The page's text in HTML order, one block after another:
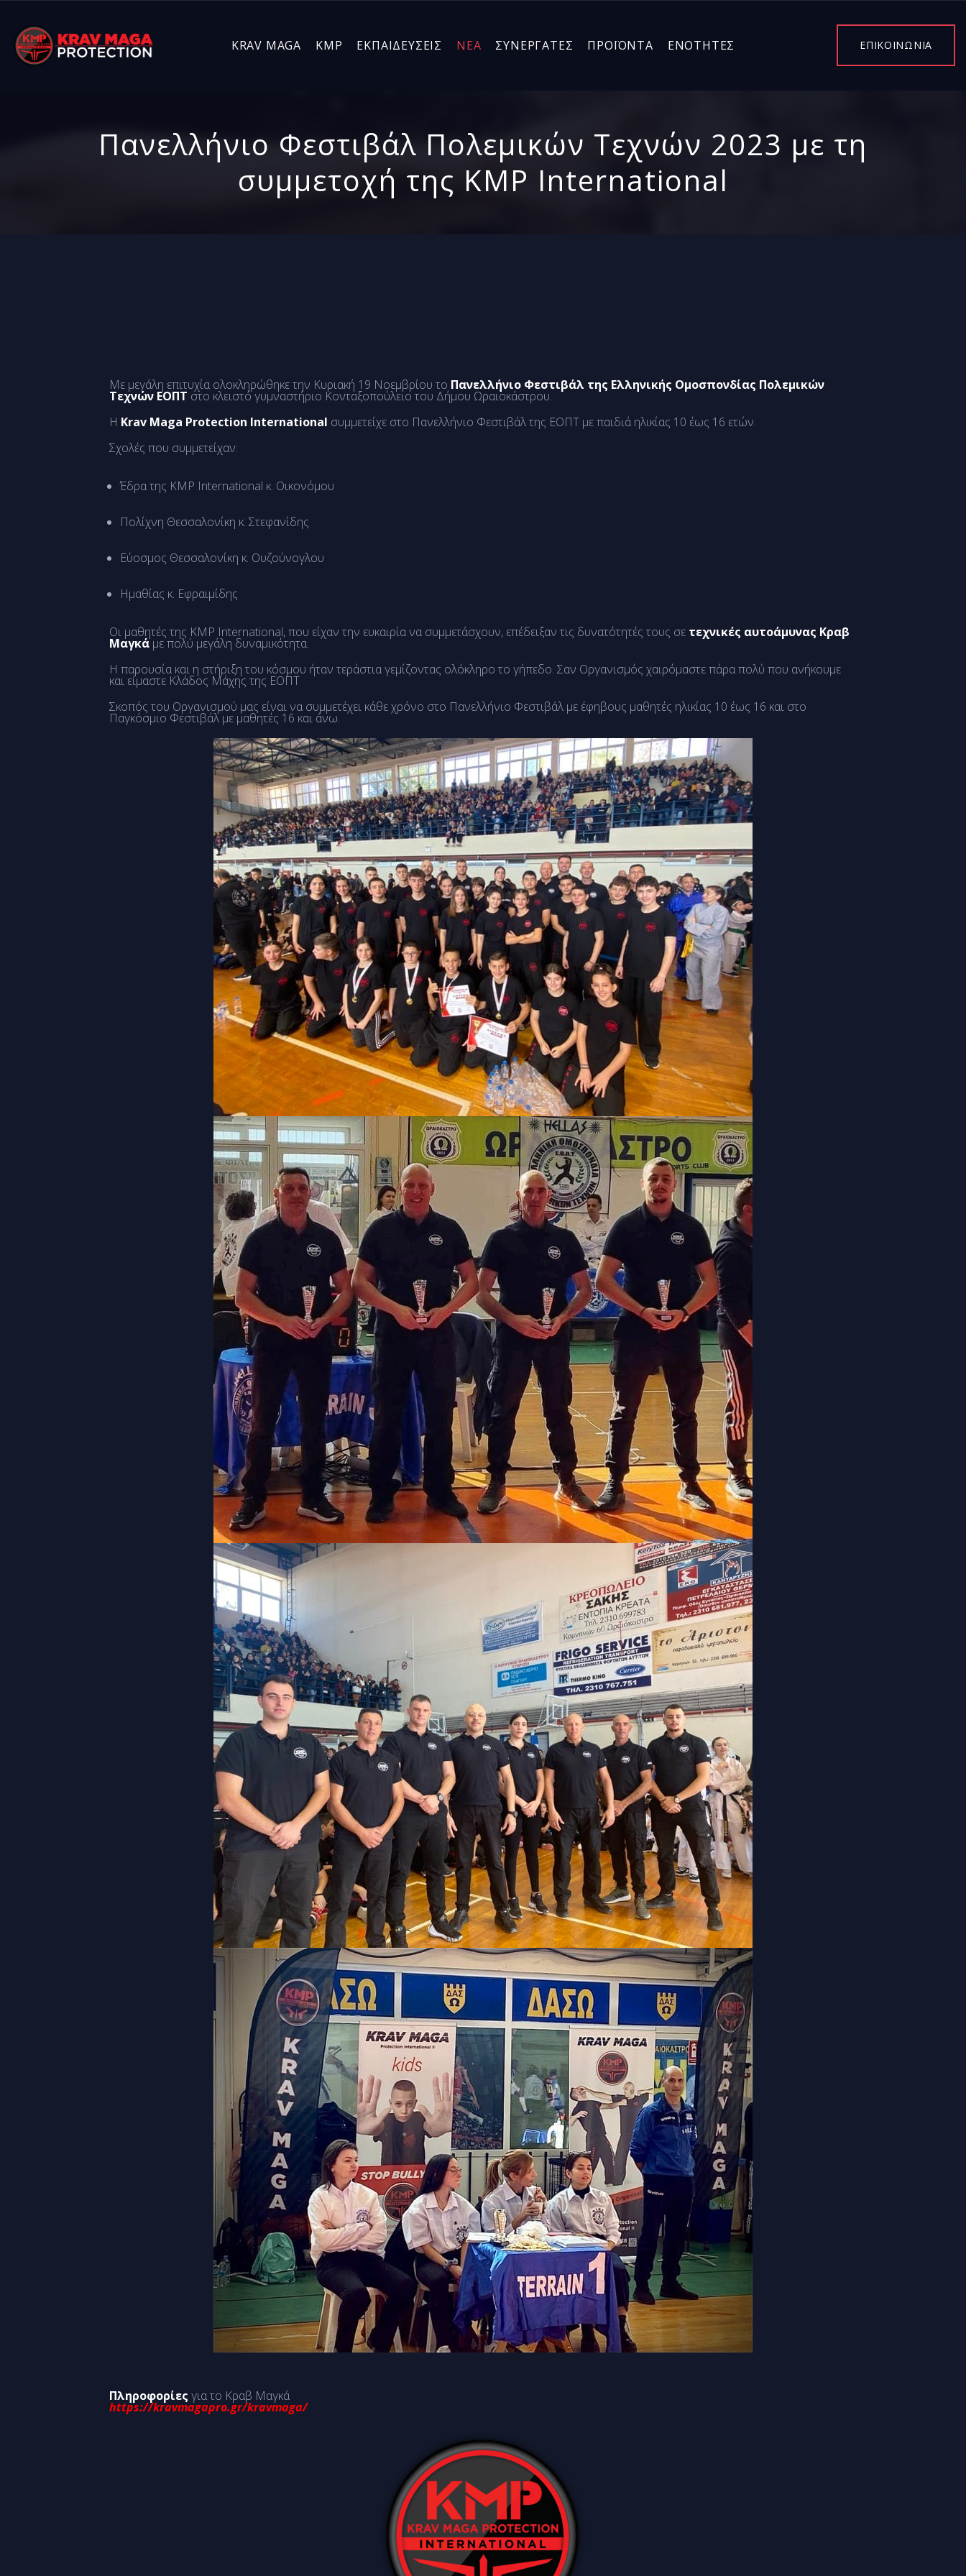
KRAV MAGA KMP ΕΚΠΑΙΔΕΥΣΕΙΣ ΝΕΑ ΣΥΝΕΡΓΑΤΕΣ ΠΡΟΪΟΝΤΑ ΕΝΌΤΗΤΕΣ ΕΠΙΚΟΙΝΩΝΙΑ
Πανελλήνιο Φεστιβάλ Πολεμικών Τεχνών 2023 με τη
συμμετοχή της KMP International
Με μεγάλη επιτυχία ολοκληρώθηκε την Κυριακή 19 Νοεμβρίου το Πανελλήνιο Φεστιβάλ της Ελληνικής Ομοσπονδίας Πολεμικών
Τεχνών ΕΟΠΤ στο κλειστό γυμναστήριο Κονταξοπούλειο του Δήμου Ωραιοκάστρου.
Η Krav Maga Protection International συμμετείχε στο Πανελλήνιο Φεστιβάλ της ΕΟΠΤ με παιδιά ηλικίας 10 έως 16 ετών.
Σχολές που συμμετείχαν:
Έδρα της KMP International κ. Οικονόμου
Πολίχνη Θεσσαλονίκη κ. Στεφανίδης
Εύοσμος Θεσσαλονίκη κ. Ουζούνογλου
Ημαθίας κ. Εφραιμίδης
Οι μαθητές της KMP International, που είχαν την ευκαιρία να συμμετάσχουν, επέδειξαν τις δυνατότητές τους σε τεχνικές αυτοάμυνας Κραβ
Μαγκάμε πολύ μεγάλη δυναμικότητα.
Η παρουσία και η στήριξη του κόσμου ήταν τεράστια γεμίζοντας ολόκληρο το γήπεδο. Σαν Οργανισμός χαιρόμαστε πάρα πολύ που ανήκουμε
και είμαστε Κλάδος Μάχης της ΕΟΠΤ
Σκοπός του Οργανισμού μας είναι να συμμετέχει κάθε χρόνο στο Πανελλήνιο Φεστιβάλ με έφηβους μαθητές ηλικίας 10 έως 16 και στο
Παγκόσμιο Φεστιβάλ με μαθητές 16 και άνω.
Πληροφορίες για το Κραβ Μαγκά
https://kravmagapro.gr/kravmaga/